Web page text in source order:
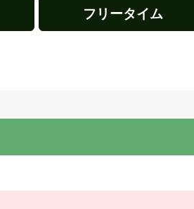
フリータイム